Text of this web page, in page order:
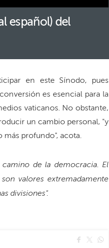
español) del
en este Sínodo, pues
es esencial para la
vaticanos. No obstante,
un cambio personal, "y
más profundo", acota.
de la democracia. El
valores extremadamente
divisiones".